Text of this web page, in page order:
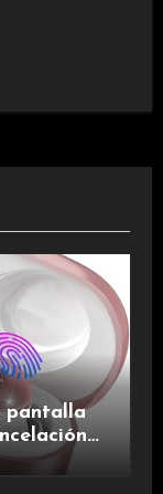
pantalla
larga